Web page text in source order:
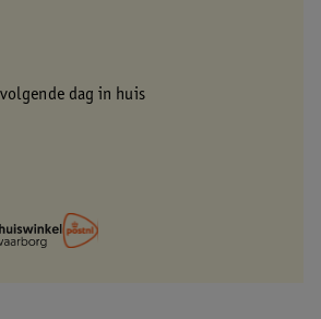
dag in huis